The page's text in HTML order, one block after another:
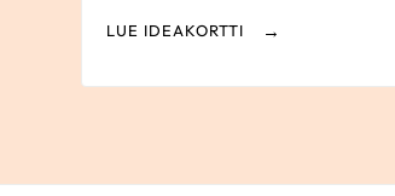
LUE IDEAKORTTI